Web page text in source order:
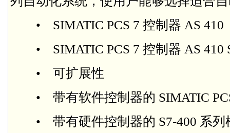
• SIMATIC PCS 7 控制器 AS 410
• SIMATIC PCS 7 控制器 AS 410
• 可扩展性
• 带有软件控制器的 SIMATIC
• 带有硬件控制器的 S7-400 系列